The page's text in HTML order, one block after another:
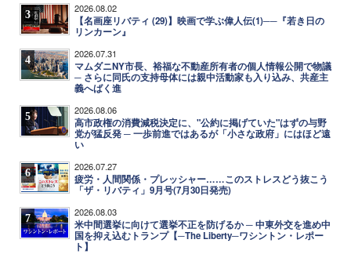
3 2026.08.02
【名画座リバティ (29)】映画で学ぶ偉人伝(1)──『若き日の
リンカーン』
4 2026.07.31
マムダニNY市長、裕福な不動産所有者の個人情報公開で物議
─ さらに同氏の支持母体には親中活動家も入り込み、共産主
義へばく進
5 2026.08.06
高市政権の消費減税決定に、"公約に掲げていた"はずの与野
党が猛反発 ─ 一歩前進ではあるが「小さな政府」にはほど遠
い
6 2026.07.27
疲労・人間関係・プレッシャー……このストレスどう抜こう
「ザ・リバティ」9月号(7月30日発売)
7 2026.08.03
米中間選挙に向けて選挙不正を防げるか ─ 中東外交を進め中
国を抑え込むトランプ【─The Liberty─ワシントン・レポー
ト】